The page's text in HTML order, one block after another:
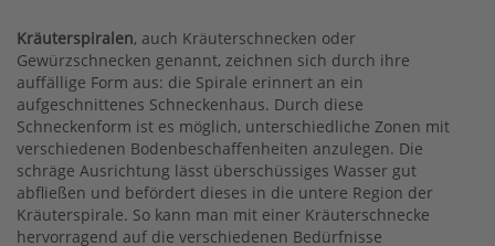
Kräuterspiralen, auch Kräuterschnecken oder
Gewürzschnecken genannt, zeichnen sich durch ihre
auffällige Form aus: die Spirale erinnert an ein
aufgeschnittenes Schneckenhaus. Durch diese
Schneckenform ist es möglich, unterschiedliche Zonen mit
verschiedenen Bodenbeschaffenheiten anzulegen. Die
schräge Ausrichtung lässt überschüssiges Wasser gut
abfließen und befördert dieses in die untere Region der
Kräuterspirale. So kann man mit einer Kräuterschnecke
hervorragend auf die verschiedenen Bedürfnisse